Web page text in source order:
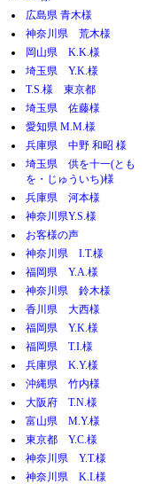
広島県 青木様
神奈川県 荒木様
岡山県 K.K.様
埼玉県 Y.K.様
T.S.様 東京都
埼玉県 佐藤様
愛知県 M.M.様
兵庫県 中野 和昭 様
埼玉県 供を十一(とも
を・じゅういち)様
兵庫県 河本様
神奈川県Y.S.様
お客様の声
神奈川県 I.T.様
福岡県 Y.A.様
神奈川県 鈴木様
香川県 大西様
福岡県 Y.K.様
福岡県 T.I.様
兵庫県 K.Y.様
沖縄県 竹内様
大阪府 T.N.様
富山県 M.Y.様
東京都 Y.C.様
神奈川県 Y.T.様
神奈川県 K.I.様